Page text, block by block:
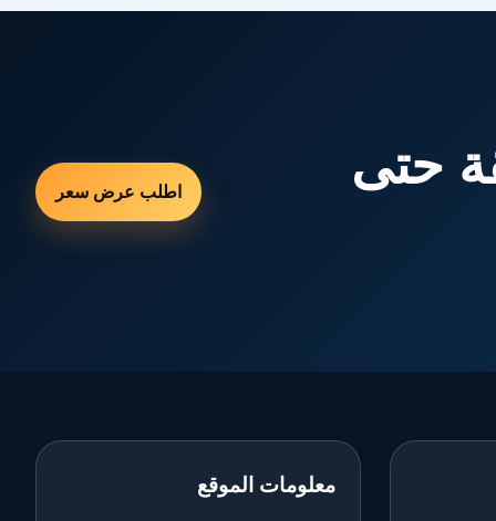
حتى اطلب عرض سعر
معلومات الموقع